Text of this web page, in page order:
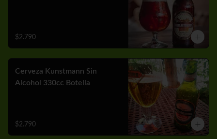
$2.790
Cerveza Kunstmann Sin
Alcohol 330cc Botella
$2.790